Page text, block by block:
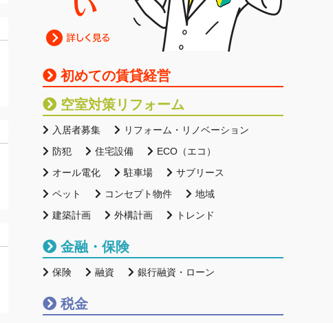
初めての賃貸経営
空室対策リフォーム
入居者募集
リフォーム・リノベーション
防犯
住宅設備
ECO（エコ）
オール電化
駐車場
サブリース
ペット
コンセプト物件
地域
建築計画
外構計画 トレンド
金融・保険
保険 融資 銀行融資・ローン
税金